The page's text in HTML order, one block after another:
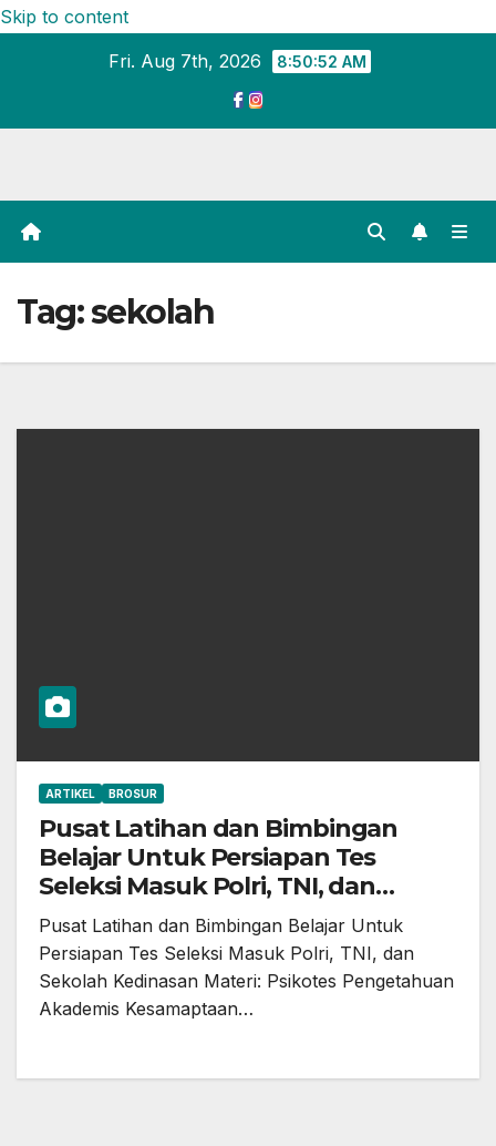
Skip to content
Fri. Aug 7th, 2026
8:50:52 AM
Tag:sekolah
ARTIKEL BROSUR
Pusat Latihan dan Bimbingan
Belajar Untuk Persiapan Tes
Seleksi Masuk Polri, TNI, dan
Sekolah Kedinasan
Pusat Latihan dan Bimbingan Belajar Untuk
Persiapan Tes Seleksi Masuk Polri, TNI, dan
Sekolah Kedinasan Materi: Psikotes Pengetahuan
Akademis Kesamaptaan…